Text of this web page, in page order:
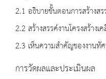
2.1 อธิบายขั้นตอนการสร้างสร
2.2 สร้างสรรค์งานโครงสร้างเ
2.3 เห็นความสำคัญของงา
การวัดผลและประเมินผล